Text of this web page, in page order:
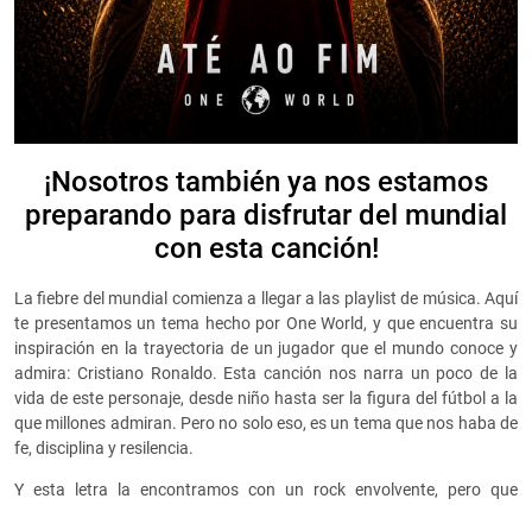
¡Nosotros también ya nos estamos
preparando para disfrutar del mundial
con esta canción!
La fiebre del mundial comienza a llegar a las playlist de música. Aquí
te presentamos un tema hecho por One World, y que encuentra su
inspiración en la trayectoria de un jugador que el mundo conoce y
admira: Cristiano Ronaldo. Esta canción nos narra un poco de la
vida de este personaje, desde niño hasta ser la figura del fútbol a la
que millones admiran. Pero no solo eso, es un tema que nos haba de
fe, disciplina y resilencia.
Y esta letra la encontramos con un rock envolvente, pero que